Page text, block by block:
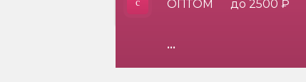
ОПТОМ до 2500 ₽
•••